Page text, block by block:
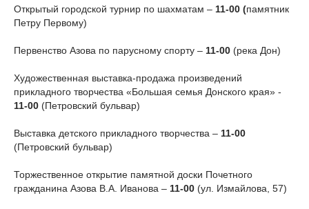
Открытый городской турнир по шахматам – 11-00 (памятник
Петру Первому)
Первенство Азова по парусному спорту – 11-00 (река Дон)
Художественная выставка-продажа произведений
прикладного творчества «Большая семья Донского края» -
11-00 (Петровский бульвар)
Выставка детского прикладного творчества – 11-00
(Петровский бульвар)
Торжественное открытие памятной доски Почетного
гражданина Азова В.А. Иванова – 11-00 (ул. Измайлова, 57)